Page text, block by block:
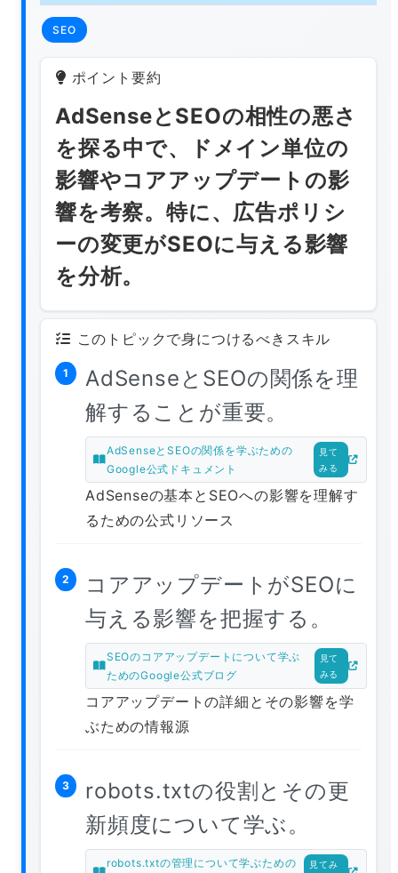
SEO
ポイント要約
AdSenseとSEOの相性の悪さ
を探る中で、ドメイン単位の
影響やコアアップデートの影
響を考察。特に、広告ポリシ
ーの変更がSEOに与える影響
を分析。
このトピックで身につけるべきスキル
1
AdSenseとSEOの関係を理
解することが重要。
AdSenseとSEOの関係を学ぶための
Google公式ドキュメント
見て
みる
AdSenseの基本とSEOへの影響を理解す
るための公式リソース
2
コアアップデートがSEOに
与える影響を把握する。
SEOのコアアップデートについて学ぶ
ためのGoogle公式ブログ
見て
みる
コアアップデートの詳細とその影響を学
ぶための情報源
3
robots.txtの役割とその更
新頻度について学ぶ。
robots.txtの管理について学ぶための
見てみ